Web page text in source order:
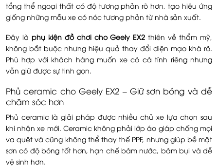
tổng thể ngoại thất có độ tương phản rõ hơn, tạo hiệu ứng
giống những mẫu xe có nóc tương phản từ nhà sản xuất.
Đây là phụ kiện đồ chơi cho Geely EX2 thiên về thẩm mỹ,
không bắt buộc nhưng hiệu quả thay đổi diện mạo khá rõ.
Phù hợp với khách hàng muốn xe có cá tính riêng nhưng
vẫn giữ được sự tinh gọn.
Phủ ceramic cho Geely EX2 – Giữ sơn bóng và dễ
chăm sóc hơn
Phủ ceramic là giải pháp được nhiều chủ xe lựa chọn sau
khi nhận xe mới. Ceramic không phải lớp áo giáp chống mọi
va quệt và cũng không thể thay thế PPF, nhưng giúp bề mặt
sơn có độ bóng tốt hơn, hạn chế bám nước, bám bụi và dễ
vệ sinh hơn.